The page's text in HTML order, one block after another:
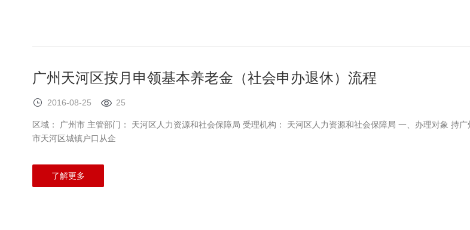
广州天河区按月申领基本养老金（社会申办退休）流程
2016-08-25 25
区域： 广州市 主管部门： 天河区人力资源和社会保障局 受理机构： 天河区人力资源和社会保障局 一、办理对象 持广州
市天河区城镇户口从企
了解更多